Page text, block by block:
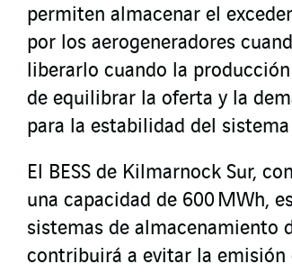
permiten almacenar el
por los aerogeneradores
liberarlo cuando la
de equilibrar la oferta y la
para la estabilidad del
El BESS de Kilmarnock Sur,
una capacidad de 600 MWh,
sistemas de almacenamiento
contribuirá a evitar la emisión